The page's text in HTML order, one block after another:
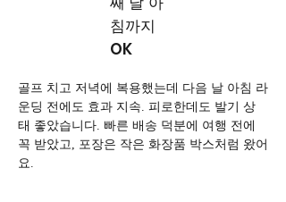
침까지
OK
골프 치고 저녁에 복용했는데 다음 날 아침 라
운딩 전에도 효과 지속. 피로한데도 발기 상
태 좋았습니다. 빠른 배송 덕분에 여행 전에
꼭 받았고, 포장은 작은 화장품 박스처럼 왔어
요.